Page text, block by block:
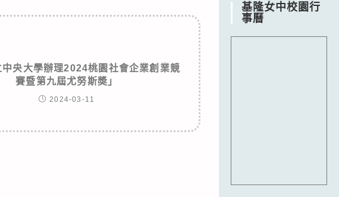
中央大學辦理2024桃園社會企業創業競
賽暨第九屆尤努斯奬」
2024-03-11
基隆女中校園行
事曆